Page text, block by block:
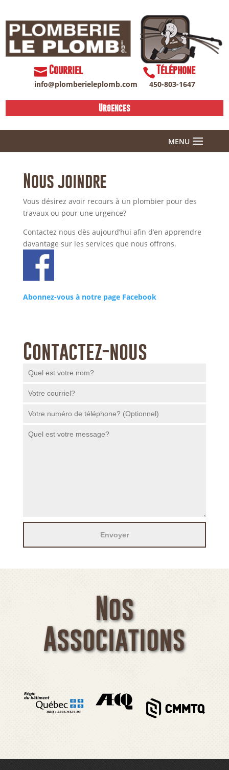
Téléphone
450-803-1647
Courriel
info@plomberieleplomb.com
Urgences
Nous joindre
Vous désirez avoir recours à un plombier pour des
travaux ou pour une urgence?
Contactez nous dès aujourd’hui afin d’en apprendre
davantage sur les services que nous offrons.
Abonnez-vous à notre page Facebook
Contactez-nous
Nos
Associations